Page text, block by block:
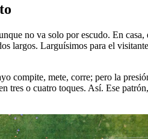
no va solo por escudo. En
Larguísimos para el
compite, mete, corre; pero la
tres o cuatro toques. Así. Ese